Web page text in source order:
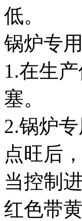
低。
锅炉专
1.在生
塞。
2.锅炉
点旺后
当控制
红色带